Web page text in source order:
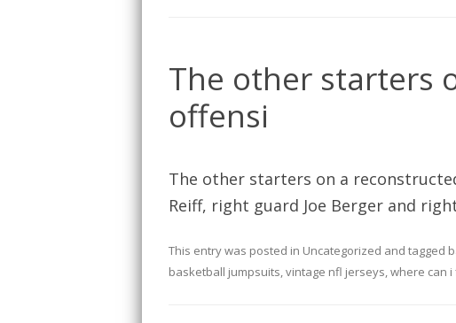
The other starters
offensi
The other starters on a
Reiff, right guard Joe Berger and
This entry was posted in Uncategorized and tagged
basketball jumpsuits,vintage nfl jerseys,where can